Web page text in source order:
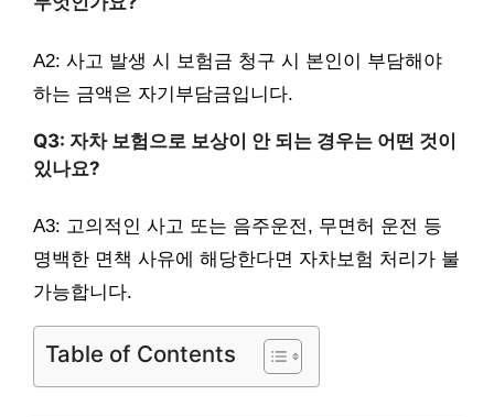
A2: 사고 발생 시 보험금 청구 시 본인이 부담해야
하는 금액은 자기부담금입니다.
Q3: 자차 보험으로 보상이 안 되는 경우는 어떤 것이
있나요?
A3: 고의적인 사고 또는 음주운전, 무면허 운전 등
명백한 면책 사유에 해당한다면 자차보험 처리가 불
가능합니다.
Table of Contents